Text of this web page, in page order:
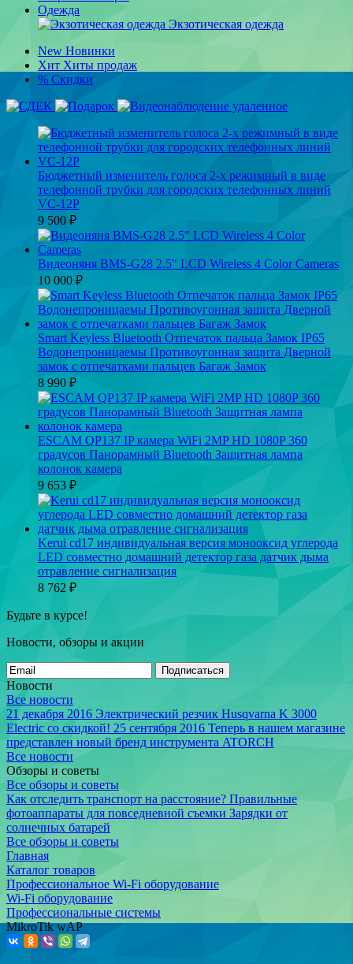
Одежда
Экзотическая одежда
New Новинки
Хит Хиты продаж
% Скидки
Бюджетный изменитель голоса 2-х режимный в виде
телефонной трубки для городских телефонных линий
VC-12P
9 500 ₽
Видеоняня BMS-G28 2.5" LCD Wireless 4 Color Cameras
10 000 ₽
Smart Keyless Bluetooth Отпечаток пальца Замок IP65
Водонепроницаемы Противоугонная защита Дверной
замок с отпечатками пальцев Багаж Замок
8 990 ₽
ESCAM QP137 IP камера WiFi 2MP HD 1080P 360
градусов Панорамный Bluetooth Защитная лампа
колонок камера
9 653 ₽
Kerui cd17 индивидуальная версия монооксид углерода
LED совместно домашний детектор газа датчик дыма
отравление сигнализация
8 762 ₽
Будьте в курсе!
Новости, обзоры и акции
Подписаться
Новости
Все новости
21 декабря 2016 Электрический резчик Husqvarna K 3000
Electric со скидкой! 25 сентября 2016 Теперь в нашем магазине
представлен новый бренд инструмента ATORCH
Все новости
Обзоры и советы
Все обзоры и советы
Как отследить транспорт на расстояние? Правильные
фотоаппараты для повседневной съемки Зарядки от
солнечных батарей
Все обзоры и советы
Главная
Каталог товаров
Профессиональное Wi-Fi оборудование
Wi-Fi оборудование
Профессиональные системы
MikroTik wAP